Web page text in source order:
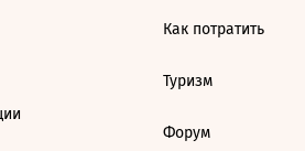
Как потратить
Туризм
Форум